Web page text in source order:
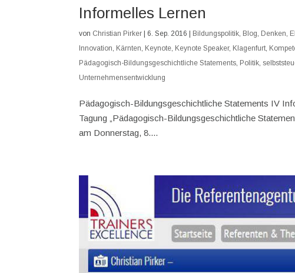
Informelles Lernen
von Christian Pirker 6. Sep. 2016 Bildungspolitik, Blog, Denken,
Innovation, Kärnten, Keynote, Keynote Speaker, Klagenfurt,
Pädagogisch-Bildungsgeschichtliche Statements, Politik,
Unternehmensentwicklung
Pädagogisch-Bildungsgeschichtliche Statements IV
Tagung „Pädagogisch-Bildungsgeschichtliche
am Donnerstag, 8....